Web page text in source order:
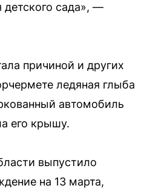
детского сада», —
причиной и других
ледяная глыба
автомобиль
его крышу.
выпустило
на 13 марта,